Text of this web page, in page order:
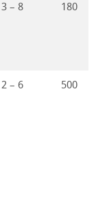
3 – 8 180
2 – 6 500